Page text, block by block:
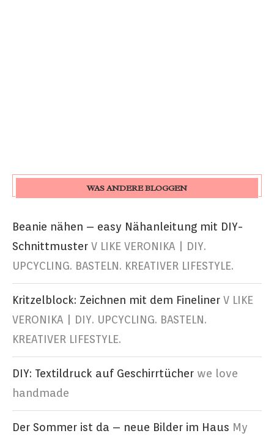
WAS ANDERE BLOGGEN
Beanie nähen – easy Nähanleitung mit DIY-
Schnittmuster V LIKE VERONIKA | DIY.
UPCYCLING. BASTELN. KREATIVER LIFESTYLE.
Kritzelblock: Zeichnen mit dem Fineliner V LIKE
VERONIKA | DIY. UPCYCLING. BASTELN.
KREATIVER LIFESTYLE.
DIY: Textildruck auf Geschirrtücher we love
handmade
Der Sommer ist da – neue Bilder im Haus My